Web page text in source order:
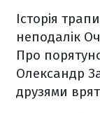
Історія
неподалік
Про
Олександр
друзями